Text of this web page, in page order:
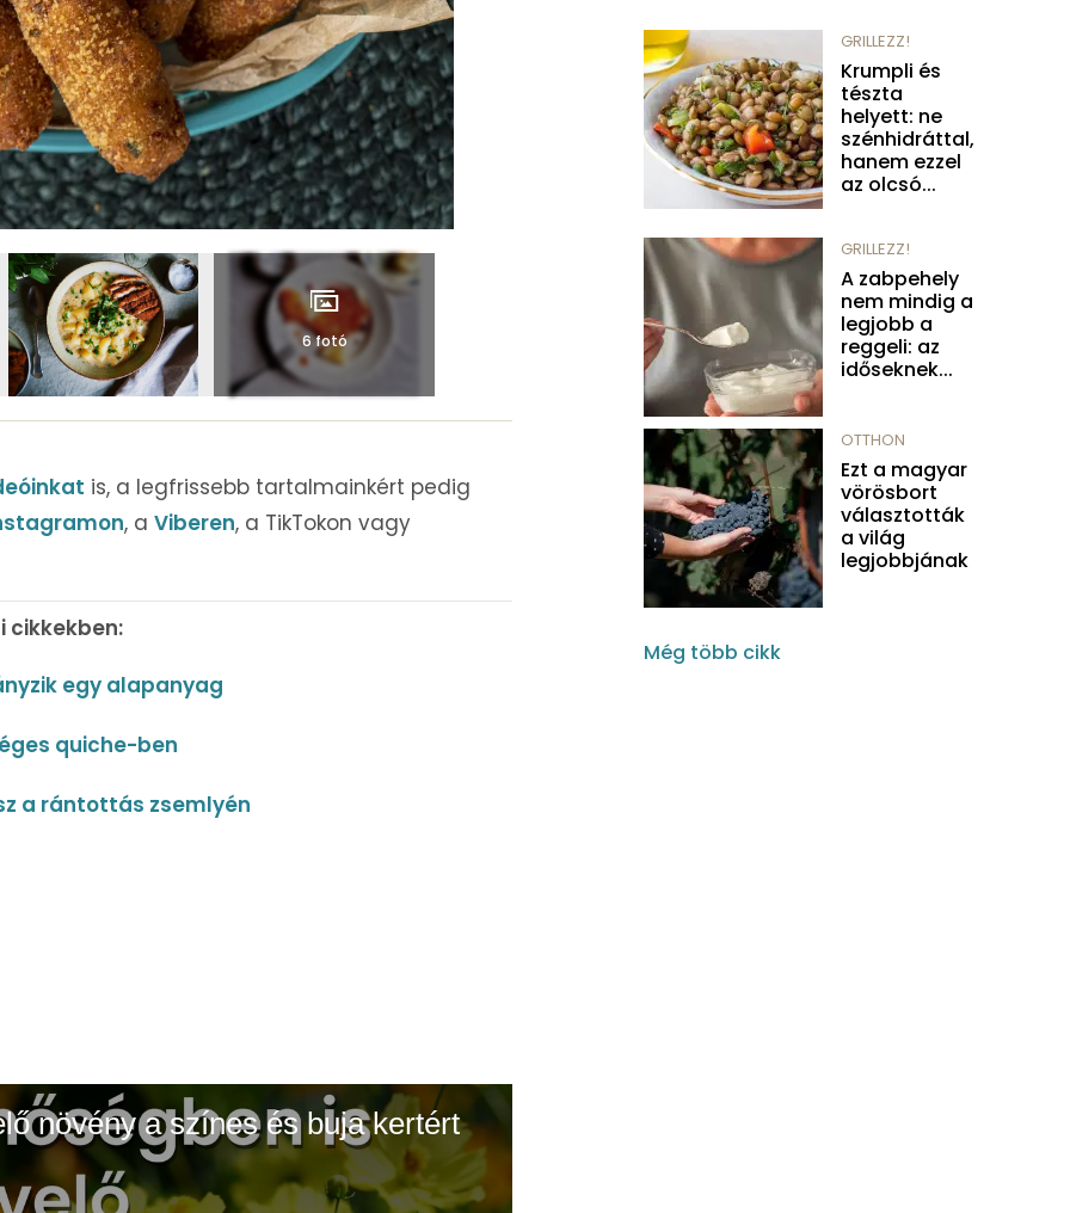
6 fotó
is, a legfrissebb tartalmainkért pedig
, a Viberen, a TikTokon vagy
cikkekben:
egy alapanyag
quiche-ben
a rántottás zsemlyén
növény a színes és buja kertért
GRILLEZZ!
Krumpli és
tészta
helyett: ne
szénhidráttal,
hanem ezzel
az olcsó...
GRILLEZZ!
A zabpehely
nem mindig a
legjobb a
reggeli: az
időseknek...
OTTHON
Ezt a magyar
vörösbort
választották
a világ
legjobbjának
Még több cikk